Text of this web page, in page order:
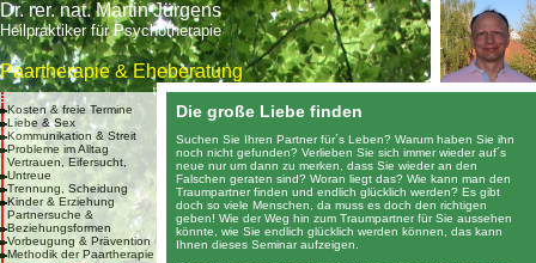
Dr. rer. nat. Martin Jürgens
Heilpraktiker für Psychotherapie
Paartherapie & Eheberatung
Kosten & freie Termine
Liebe & Sex
Kommunikation & Streit
Probleme im Alltag
Vertrauen, Eifersucht,
Untreue
Trennung, Scheidung
Kinder & Erziehung
Partnersuche &
Beziehungsformen
Vorbeugung & Prävention
Methodik der Paartherapie
Die große Liebe finden
Suchen Sie Ihren Partner für´s Leben? Warum haben Sie ihn
noch nicht gefunden? Verlieben Sie sich immer wieder auf´s
neue nur um dann zu merken, dass Sie wieder an den
Falschen geraten sind? Woran liegt das? Wie kann man den
Traumpartner finden und endlich glücklich werden? Es gibt
doch so viele Menschen, da muss es doch den richtigen
geben! Wie der Weg hin zum Traumpartner für Sie aussehen
könnte, wie Sie endlich glücklich werden können, das kann
Ihnen dieses Seminar aufzeigen.